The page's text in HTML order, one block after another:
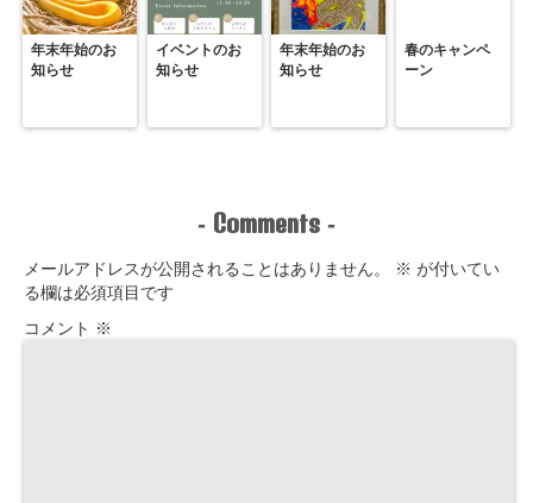
年末年始のお
知らせ
イベントのお
知らせ
年末年始のお
知らせ
春のキャンペ
ーン
- Comments -
メールアドレスが公開されることはありません。 ※ が付いてい
る欄は必須項目です
コメント ※